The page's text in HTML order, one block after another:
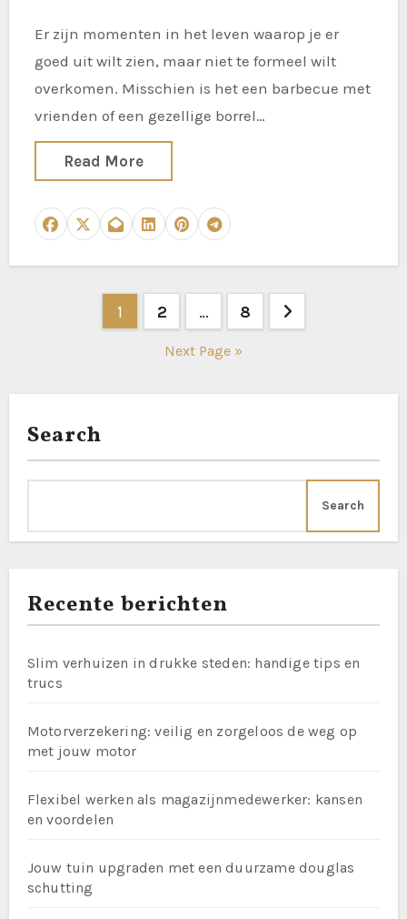
Er zijn momenten in het leven waarop je er
goed uit wilt zien, maar niet te formeel wilt
overkomen. Misschien is het een barbecue met
vrienden of een gezellige borrel…
Read More
1 2 … 8
Next Page »
Search
Search
Recente berichten
Slim verhuizen in drukke steden: handige tips en
trucs
Motorverzekering: veilig en zorgeloos de weg op
met jouw motor
Flexibel werken als magazijnmedewerker: kansen
en voordelen
Jouw tuin upgraden met een duurzame douglas
schutting